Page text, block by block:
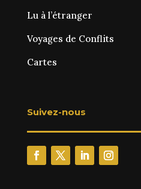
Lu à l’étranger
Voyages de Conflits
Cartes
Suivez-nous